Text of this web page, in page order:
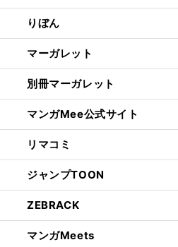
りぼん
マーガレット
別冊マーガレット
マンガMee公式サイト
リマコミ
ジャンプTOON
ZEBRACK
マンガMeets